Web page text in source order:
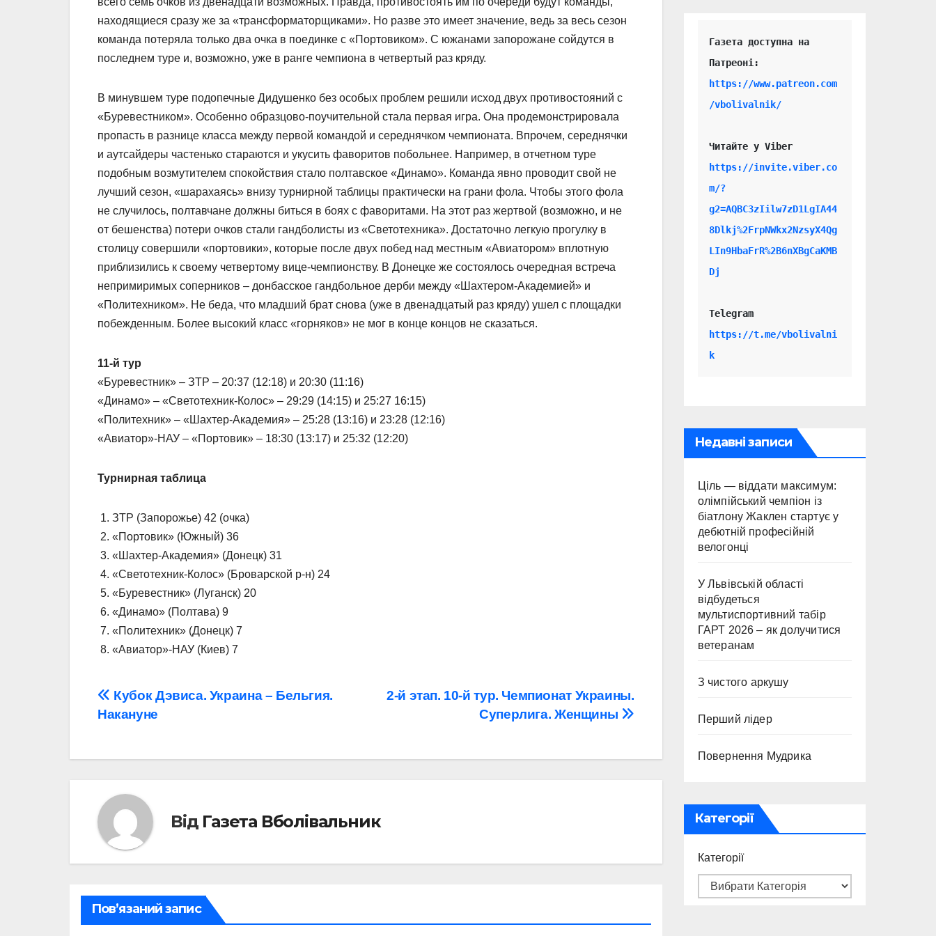
находящиеся сразу же за «трансформаторщиками». Но разве это имеет значение, ведь за весь сезон
команда потеряла только два очка в поединке с «Портовиком». С южанами запорожане сойдутся в
последнем туре и, возможно, уже в ранге чемпиона в четвертый раз кряду.
В минувшем туре подопечные Дидушенко без особых проблем решили исход двух противостояний с
«Буревестником». Особенно образцово-поучительной стала первая игра. Она продемонстрировала
пропасть в разнице класса между первой командой и середнячком чемпионата. Впрочем, середнячки
и аутсайдеры частенько стараются и укусить фаворитов побольнее. Например, в отчетном туре
подобным возмутителем спокойствия стало полтавское «Динамо». Команда явно проводит свой не
лучший сезон, «шарахаясь» внизу турнирной таблицы практически на грани фола. Чтобы этого фола
не случилось, полтавчане должны биться в боях с фаворитами. На этот раз жертвой (возможно, и не
от бешенства) потери очков стали гандболисты из «Светотехника». Достаточно легкую прогулку в
столицу совершили «портовики», которые после двух побед над местным «Авиатором» вплотную
приблизились к своему четвертому вице-чемпионству. В Донецке же состоялось очередная встреча
непримиримых соперников – донбасское гандбольное дерби между «Шахтером-Академией» и
«Политехником». Не беда, что младший брат снова (уже в двенадцатый раз кряду) ушел с площадки
побежденным. Более высокий класс «горняков» не мог в конце концов не сказаться.
11-й тур
«Буревестник» – ЗТР – 20:37 (12:18) и 20:30 (11:16)
«Динамо» – «Светотехник-Колос» – 29:29 (14:15) и 25:27 16:15)
«Политехник» – «Шахтер-Академия» – 25:28 (13:16) и 23:28 (12:16)
«Авиатор»-НАУ – «Портовик» – 18:30 (13:17) и 25:32 (12:20)
Турнирная таблица
1. ЗТР (Запорожье) 42 (очка)
2. «Портовик» (Южный) 36
3. «Шахтер-Академия» (Донецк) 31
4. «Светотехник-Колос» (Броварской р-н) 24
5. «Буревестник» (Луганск) 20
6. «Динамо» (Полтава) 9
7. «Политехник» (Донецк) 7
8. «Авиатор»-НАУ (Киев) 7
Навігація
записів
2-й этап. 10-й тур. Чемпионат Украины.
Суперлига. Женщины
Кубок Дэвиса. Украина – Бельгия.
Накануне
Від Газета Вболівальник
Пов’язаний запис
Газета доступна на
https://www.patreon.com
/vbolivalnik/
Читайте у Viber
https://invite.viber.co
m/?
g2=AQBC3zIilw7zD1LgIA44
8Dlkj%2FrpNWkx2NzsyX4Qg
LIn9HbaFrR%2B6nXBgCaKMB
Dj
Telegram
https://t.me/vbolivalni
k
Недавні записи
Ціль — віддати максимум:
олімпійський чемпіон із
біатлону Жаклен стартує у
дебютній професійній
велогонці
У Львівській області
відбудеться
мультиспортивний табір
ГАРТ 2026 – як долучитися
ветеранам
З чистого аркушу
Перший лідер
Повернення Мудрика
Категорії
Категорії